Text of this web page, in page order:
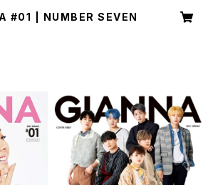
#01 | NUMBER SEVEN